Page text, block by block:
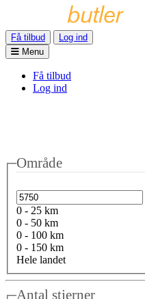
Få tilbud
Log ind
Menu
Få tilbud
Log ind
Område
0 - 25 km
0 - 50 km
0 - 100 km
0 - 150 km
Hele landet
Antal stjerner